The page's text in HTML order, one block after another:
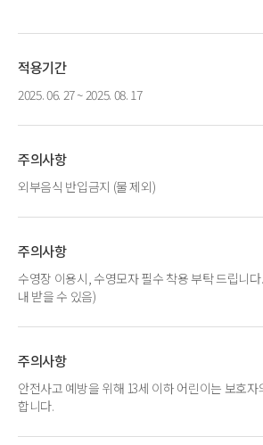
적용기간
2025. 06. 27 ~ 2025. 08. 17
주의사항
외부음식 반입금지 (물 제외)
주의사항
수영장 이용시, 수영모자 필수 착용 부탁 드립니
내 받을 수 있음)
주의사항
안전사고 예방을 위해 13세 이하 어린이는 보호
합니다.